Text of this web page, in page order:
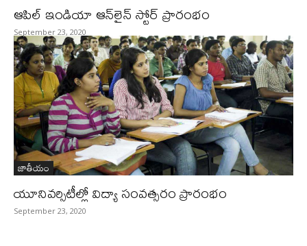
ఆపిల్‌ ఇండియా ఆన్‌లైన్‌ స్టోర్‌ ప్రారంభం
September 23, 2020
జాతీయం
యూనివర్సిటీల్లో విద్యా సంవత్సరం ప్రారంభం
September 23, 2020